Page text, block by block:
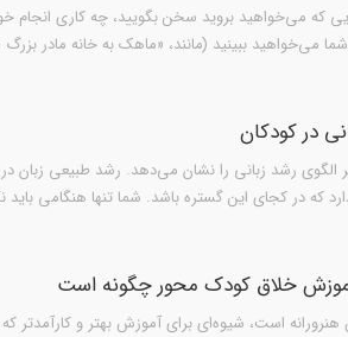
که می‌خواهید بروید سخن بگویید، چه کاری انجام
می‌خواهید ببینید (مانند، «ماهک به خانه مادر
در کودکان
الگوی رشد زبانی را نشان می‌دهد. رشد طبیعی
که در کجای این گستره باشد. شما تنها هنگامی باید
خلاق کودک محور چگونه است
است، شیوه‌ای برای آموزش بهتر و کارآمدتر